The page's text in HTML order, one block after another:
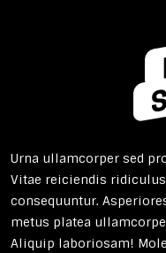
Urna ullamcorper sed
Vitae reiciendis
consequuntur.
metus platea
Aliquip laboriosam!